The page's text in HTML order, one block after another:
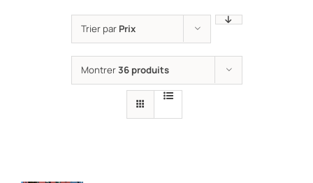
Trier par Prix
Montrer36 produits